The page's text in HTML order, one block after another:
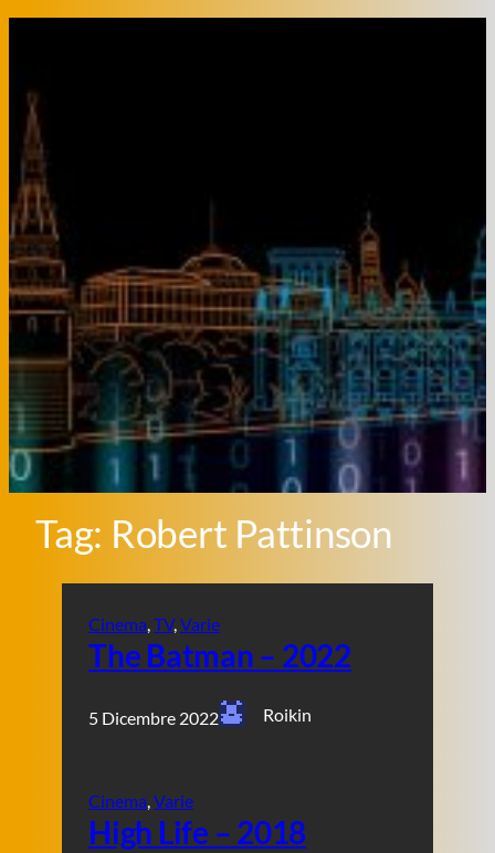
Tag: Robert Pattinson
Cinema, TV, Varie
The Batman – 2022
5 Dicembre 2022 Roikin
Cinema, Varie
High Life – 2018